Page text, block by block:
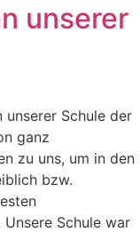
unserer
Schule der
ganz
zu uns, um in den
bzw.
Schule war